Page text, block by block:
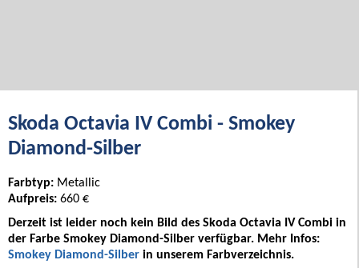
Skoda Octavia IV Combi - Smokey
Diamond-Silber
Farbtyp: Metallic
Aufpreis: 660 €
Derzeit ist leider noch kein Bild des Skoda Octavia IV Combi in
der Farbe Smokey Diamond-Silber verfügbar. Mehr Infos:
Smokey Diamond-Silber in unserem Farbverzeichnis.